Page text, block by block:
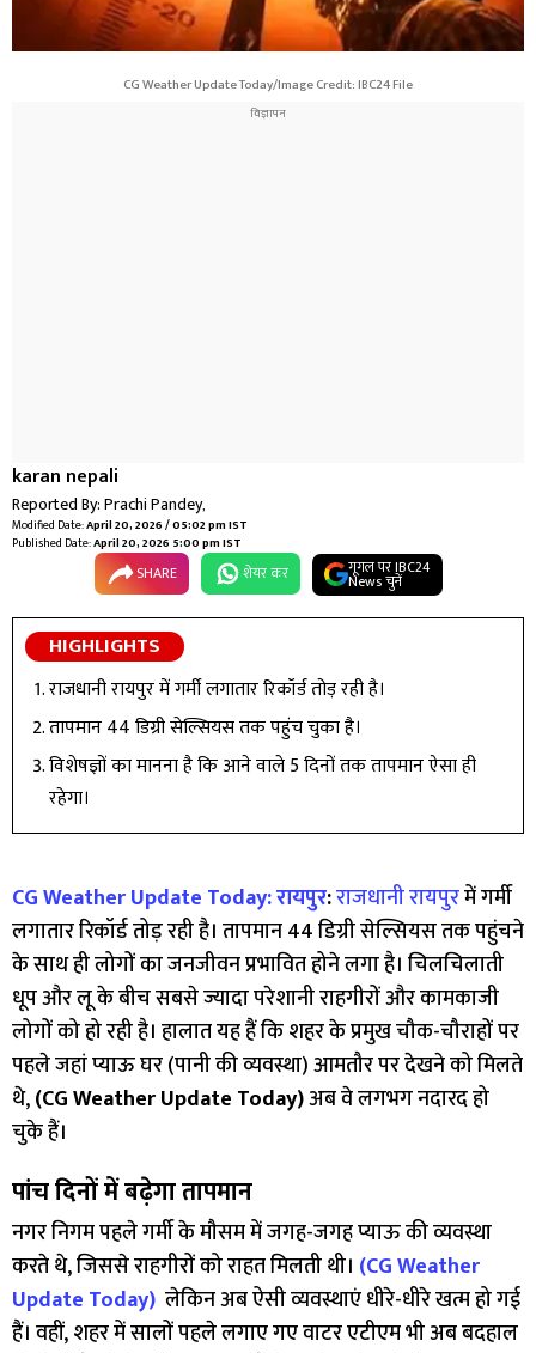
CG Weather Update Today/Image Credit: IBC24 File
karan nepali
Reported By:Prachi Pandey,
Modified Date:April 20, 2026 / 05:02 pm IST
Published Date:April 20, 2026 5:00 pm IST
SHARE शेयर कर गूगल पर IBC24
News चुनें
HIGHLIGHTS
राजधानी रायपुर में गर्मी लगातार रिकॉर्ड तोड़ रही है।
तापमान 44 डिग्री सेल्सियस तक पहुंच चुका है।
विशेषज्ञों का मानना है कि आने वाले 5 दिनों तक तापमान ऐसा ही
रहेगा।
CG Weather Update Today:रायपुर:राजधानी रायपुरमें गर्मी
लगातार रिकॉर्ड तोड़ रही है। तापमान 44 डिग्री सेल्सियस तक पहुंचने
के साथ ही लोगों का जनजीवन प्रभावित होने लगा है। चिलचिलाती
धूप और लू के बीच सबसे ज्यादा परेशानी राहगीरों और कामकाजी
लोगों को हो रही है। हालात यह हैं कि शहर के प्रमुख चौक-चौराहों पर
पहले जहां प्याऊ घर (पानी की व्यवस्था) आमतौर पर देखने को मिलते
थे,(CG Weather Update Today)अब वे लगभग नदारद हो
चुके हैं।
पांच दिनों में बढ़ेगा तापमान
नगर निगम पहले गर्मी के मौसम में जगह-जगह प्याऊ की व्यवस्था
करते थे, जिससे राहगीरों को राहत मिलती थी। (CG Weather
Update Today) लेकिन अब ऐसी व्यवस्थाएं धीरे-धीरे खत्म हो गई
हैं। वहीं, शहर में सालों पहले लगाए गए वाटर एटीएम भी अब बदहाल